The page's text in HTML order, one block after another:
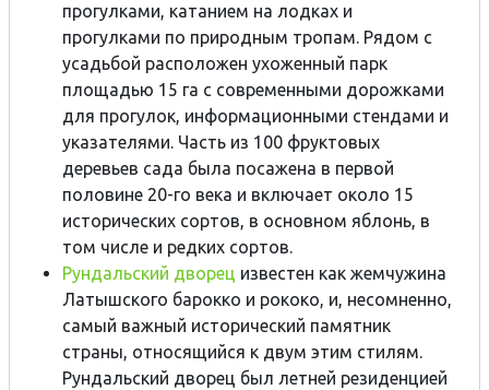
прогулками, катанием на лодках и
прогулками по природным тропам. Рядом с
усадьбой расположен ухоженный парк
площадью 15 га с современными дорожками
для прогулок, информационными стендами и
указателями. Часть из 100 фруктовых
деревьев сада была посажена в первой
половине 20-го века и включает около 15
исторических сортов, в основном яблонь, в
том числе и редких сортов.
Рундальский дворец известен как жемчужина
Латышского барокко и рококо, и, несомненно,
самый важный исторический памятник
страны, относящийся к двум этим стилям.
Рундальский дворец был летней резиденцией